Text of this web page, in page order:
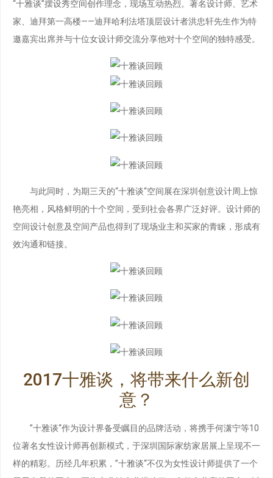
“十雅谈”摆设秀空间创作理念，现场互动热烈。著名设计师、艺术
家、迪拜第一高楼——迪拜哈利法塔顶层设计者洪忠轩先生作为特
邀嘉宾出席并与十位女设计师交流分享他对十个空间的独特感受。
与此同时，为期三天的“十雅谈“空间展在深圳创意设计周上惊
艳亮相，风格鲜明的十个空间，受到社会各界广泛好评。设计师的
空间设计创意及空间产品也得到了现场业主和买家的青睐，形成有
效沟通和链接。
2017十雅谈，将带来什么新创
意？
”十雅谈“作为设计界备受瞩目的品牌活动，将携手何潇宁等10
位著名女性设计师再创新模式，于深圳国际家纺家居展上呈现不一
样的精彩。历经几年积累，”十雅谈“不仅为女性设计师提供了一个